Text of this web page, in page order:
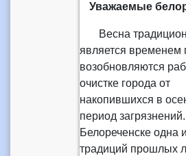
Уважаемые
Весна
является временем
возобновляются
очистке города от
накопившихся в
период
Белореченске одна
традиций прошлых